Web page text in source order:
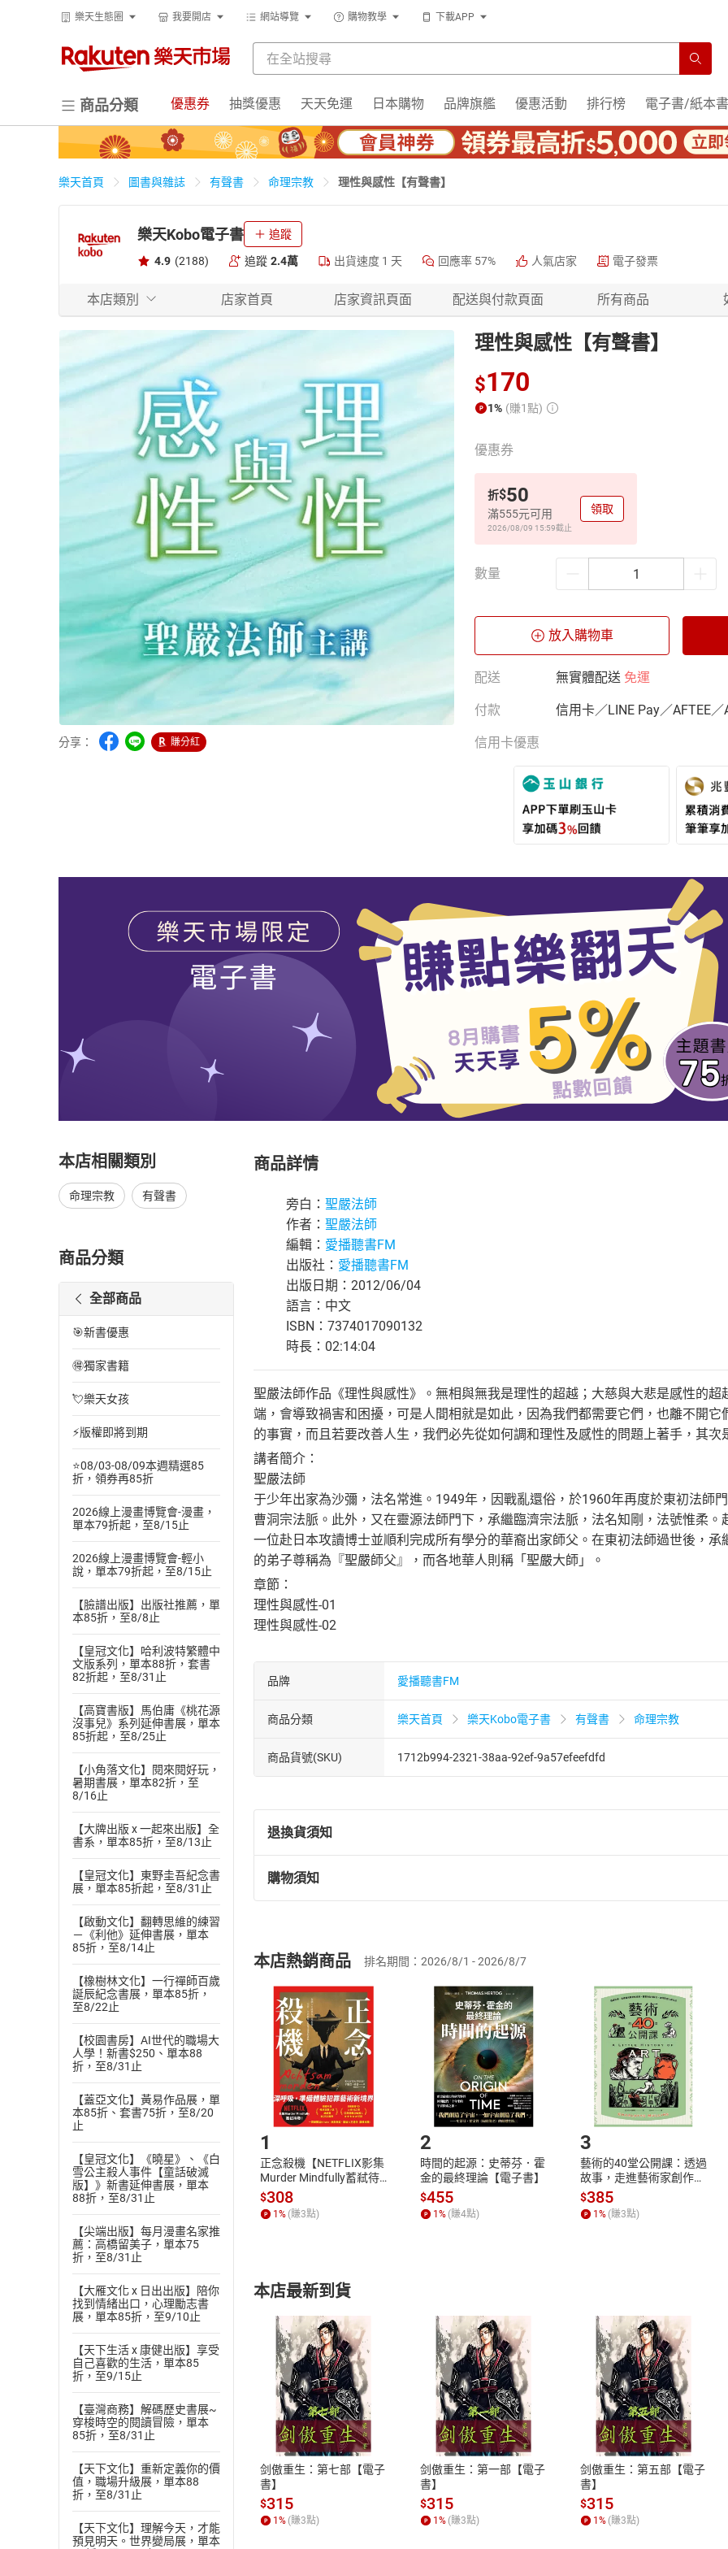
樂天生態圈 我要開店 網站導覽 購物教學 下載APP
商品分類 優惠券 抽獎優惠 天天免運 日本購物 品牌旗艦 優惠活動 排行榜 電子書/紙本書
樂天首頁 圖書與雜誌 有聲書 命理宗教 理性與感性【有聲書】
樂天Kobo電子書 追蹤
4.9 (2188) 追蹤 2.4萬 出貨速度 1 天 回應率 57% 人氣店家 電子發票
本店類別 店家首頁 店家資訊頁面 配送與付款頁面 所有商品
分享： 賺分紅
理性與感性【有聲書】
$170
1% (賺1點)
優惠券
折$50
滿555元可用
2026/08/09 15:59截止
領取
數量
放入購物車
配送 無實體配送 免運
付款 信用卡／LINE Pay／AFTEE／
信用卡優惠
本店相關類別
命理宗教 有聲書
商品分類
全部商品
🎯新書優惠
🉐獨家書籍
💘樂天女孩
⚡版權即將到期
⭐08/03-08/09本週精選85
折，領券再85折
2026線上漫畫博覽會-漫畫，
單本79折起，至8/15止
2026線上漫畫博覽會-輕小
說，單本79折起，至8/15止
【臉譜出版】出版社推薦，單
本85折，至8/8止
【皇冠文化】哈利波特繁體中
文版系列，單本88折，套書
82折起，至8/31止
【高寶書版】馬伯庸《桃花源
沒事兒》系列延伸書展，單本
85折起，至8/25止
【小角落文化】閱來閱好玩，
暑期書展，單本82折，至
8/16止
【大牌出版 x 一起來出版】全
書系，單本85折，至8/13止
【皇冠文化】東野圭吾紀念書
展，單本85折起，至8/31止
【啟動文化】翻轉思維的練習
－《利他》延伸書展，單本
85折，至8/14止
【橡樹林文化】一行禪師百歲
誕辰紀念書展，單本85折，
至8/22止
【校園書房】AI世代的職場大
人學！新書$250、單本88
折，至8/31止
【蓋亞文化】黃易作品展，單
本85折、套書75折，至8/20
止
【皇冠文化】《曉星》、《白
雪公主殺人事件【童話破滅
版】》新書延伸書展，單本
88折，至8/31止
【尖端出版】每月漫畫名家推
薦：高橋留美子，單本75
折，至8/31止
【大雁文化 x 日出出版】陪你
找到情緒出口，心理勵志書
展，單本85折，至9/10止
【天下生活 x 康健出版】享受
自己喜歡的生活，單本85
折，至9/15止
【臺灣商務】解碼歷史書展~
穿梭時空的閱讀冒險，單本
85折，至8/31止
【天下文化】重新定義你的價
值，職場升級展，單本88
折，至8/31止
【天下文化】理解今天，才能
預見明天。世界變局展，單本
商品詳情
旁白： 聖嚴法師
作者： 聖嚴法師
編輯： 愛播聽書FM
出版社： 愛播聽書FM
出版日期：2012/06/04
語言：中文
ISBN：7374017090132
時長：02:14:04
聖嚴法師作品《理性與感性》。無相與無我是理性的超越；大慈與大悲是感性的
端，會導致禍害和困擾，可是人間相就是如此，因為我們都需要它們，也離不開
的事實，而且若要改善人生，我們必先從如何調和理性及感性的問題上著手，其
講者簡介：
聖嚴法師
于少年出家為沙彌，法名常進。1949年，因戰亂還俗，於1960年再度於東初法師
曹洞宗法脈。此外，又在靈源法師門下，承繼臨濟宗法脈，法名知剛，法號惟柔
一位赴日本攻讀博士並順利完成所有學分的華裔出家師父。在東初法師過世後，
的弟子尊稱為『聖嚴師父』，而各地華人則稱「聖嚴大師」。
章節：
理性與感性-01
理性與感性-02
品牌 愛播聽書FM
商品分類 樂天首頁 樂天Kobo電子書 有聲書 命理宗教
商品貨號(SKU) 1712b994-2321-38aa-92ef-9a57efeefdfd
退換貨須知
退換貨規定：
(一)依消費者保護法第19條第1項後段暨通訊交易解除權合理例外情事適用
(二)消費者訂購本店鋪之商品即代表知悉本店鋪所銷售之商品為電子書，
且已下載/存取電子書，不得請求退貨退款。
退貨方式：您欲取消訂單或辦理退貨時，請登入樂天市場，並於「我的訂單
貨」，本店鋪將依您的申請進行審核，待審核通過後將為您辦理退款事宜。
請注意，樂天市場須以整筆訂單為單位進行取消/退貨，恕無法以單支商品取
購物須知
挑選商品
Choose
放入購物車
Shopping cart
登入帳號
Login
購書後，如何開始使用？
Step1.選擇閱讀載具 Step2.登入
付款方式
ATM轉帳、信用卡、LINE PAY、AFTEE
退換貨規範
本店是否提供消費者保護法七日猶
之權利，遽消費者保護法及通訊交
除權合理例外情事適用準則，依商
質各有不同規定。詳細退換貨說明
照各商品說明。
本店熱銷商品 排名期間：2026/8/1 - 2026/8/7
1
正念殺機【NETFLIX影集
Murder Mindfully蓄弒待
發】【電子書】
$308
1% (賺3點)
2
時間的起源：史蒂芬．霍
金的最終理論【電子書】
$455
1% (賺4點)
3
藝術的40堂公開課：透過
故事，走進藝術家創作現
場，看藝術如何誕生、如
何形塑人類生活【電子
書】
$385
1% (賺3點)
本店最新到貨
剑傲重生：第七部【電子
書】
$315
1% (賺3點)
剑傲重生：第一部【電子
書】
$315
1% (賺3點)
剑傲重生：第五部【電子
書】
$315
1% (賺3點)